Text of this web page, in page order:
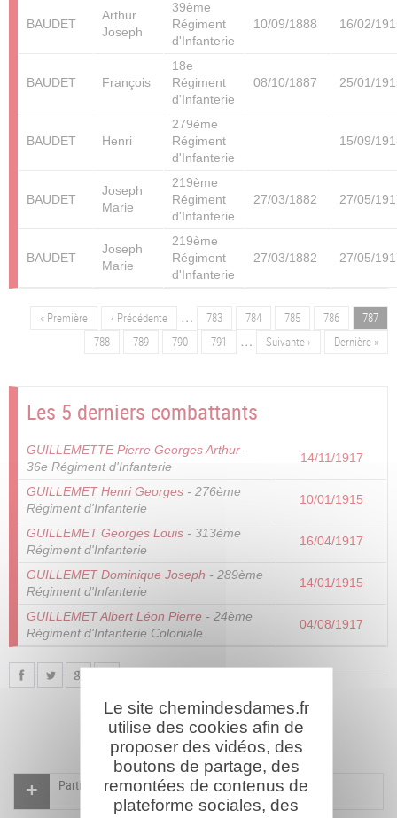
BAUDET
Arthur
Joseph
39ème
Régiment
d'Infanterie
10/09/1888 16/02/
BAUDET François
18e
Régiment
d'Infanterie
08/10/1887 25/01/
BAUDET Henri
279ème
Régiment
d'Infanterie
15/09/
BAUDET
Joseph
Marie
219ème
Régiment
d'Infanterie
27/03/1882 27/05/
BAUDET
Joseph
Marie
219ème
Régiment
d'Infanterie
27/03/1882 27/05/
Pagination
Première
« Première
Page
‹ Précédente … Page
783 Page
784 Page
785 Page
786 Page
787
Page
788 Page
789 Page
790 Page
791 …
Page
Suivante ›
Dernière
Dernière »
Les 5 derniers combattants
GUILLEMETTE Pierre Georges Arthur -
36e Régiment d'Infanterie
14/11/1917
GUILLEMET Henri Georges - 276ème
Régiment d'Infanterie
10/01/1915
GUILLEMET Georges Louis - 313ème
Régiment d'Infanterie
16/04/1917
GUILLEMET Dominique Joseph - 289ème
Régiment d'Infanterie
14/01/1915
GUILLEMET Albert Léon Pierre - 24ème
Régiment d'Infanterie Coloniale
04/08/1917
Participer à l'indexation du Mémorial virtuel
Le site chemindesdames.fr
utilise des cookies afin de
proposer des vidéos, des
boutons de partage, des
remontées de contenus de
plateforme sociales, des